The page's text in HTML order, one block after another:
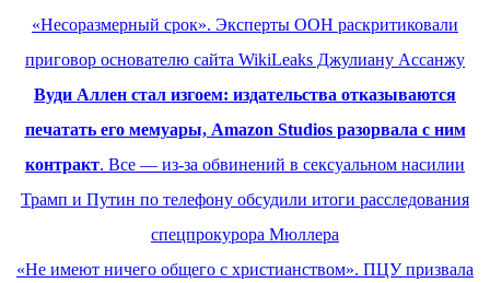
«Несоразмерный срок». Эксперты ООН раскритиковали
приговор основателю сайта WikiLeaks Джулиану Ассанжу
Вуди Аллен стал изгоем: издательства отказываются
печатать его мемуары, Amazon Studios разорвала с ним
контракт. Все — из-за обвинений в сексуальном насилии
Трамп и Путин по телефону обсудили итоги расследования
спецпрокурора Мюллера
«Не имеют ничего общего с христианством». ПЦУ призвала